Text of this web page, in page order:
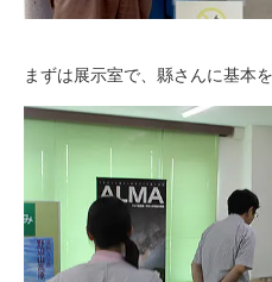
まずは展示室で、縣さんに基本